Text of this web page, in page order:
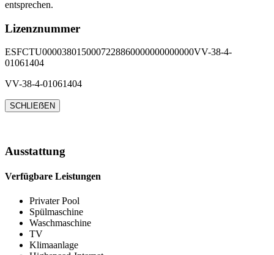
entsprechen.
Lizenznummer
ESFCTU0000380150007228860000000000000VV-38-4-
01061404
VV-38-4-01061404
SCHLIEẞEN
Ausstattung
Verfügbare Leistungen
Privater Pool
Spülmaschine
Waschmaschine
TV
Klimaanlage